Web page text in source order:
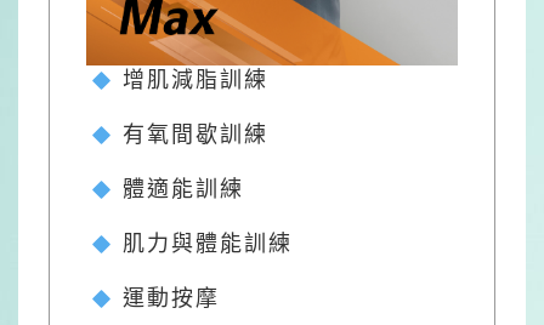
增肌減脂訓練
有氧間歇訓練
體適能訓練
肌力與體能訓練
運動按摩